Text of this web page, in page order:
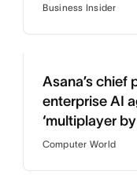
Business Insider
Asana’s chief
enterprise AI
‘multiplayer
Computer World